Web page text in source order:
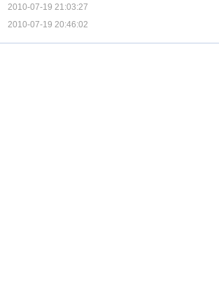
2010-07-19 21:03:27
2010-07-19 20:46:02